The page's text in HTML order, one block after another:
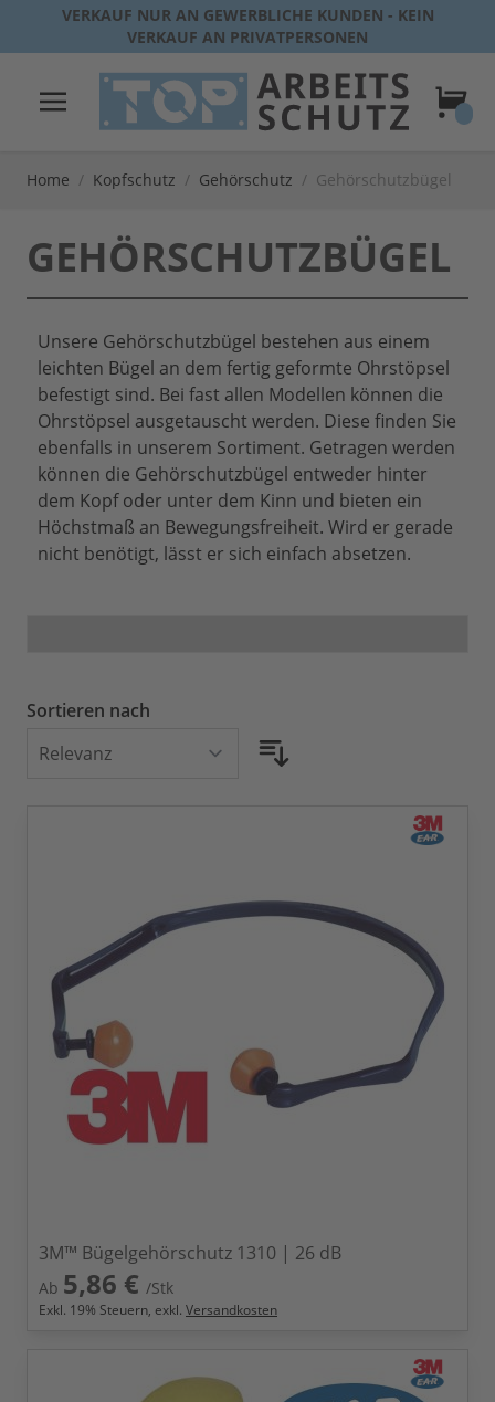
Direkt zum Inhalt
VERKAUF NUR AN GEWERBLICHE KUNDEN - KEIN
VERKAUF AN PRIVATPERSONEN
Home / Kopfschutz / Gehörschutz / Gehörschutzbügel
GEHÖRSCHUTZBÜGEL
Unsere Gehörschutzbügel bestehen aus einem
leichten Bügel an dem fertig geformte Ohrstöpsel
befestigt sind. Bei fast allen Modellen können die
Ohrstöpsel ausgetauscht werden. Diese finden Sie
ebenfalls in unserem Sortiment. Getragen werden
können die Gehörschutzbügel entweder hinter
dem Kopf oder unter dem Kinn und bieten ein
Höchstmaß an Bewegungsfreiheit. Wird er gerade
nicht benötigt, lässt er sich einfach absetzen.
Sortieren nach
3M™ Bügelgehörschutz 1310 | 26 dB
Ab 5,86 € /Stk
Exkl. 19% Steuern, exkl. Versandkosten